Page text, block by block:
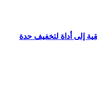
إلى أداة لتخفيف حدة